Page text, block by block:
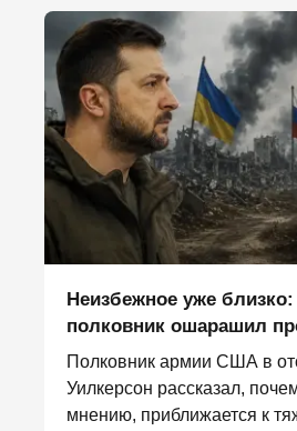
Неизбежное уже
полковник ошарашил
Полковник армии США в
Уилкерсон рассказал,
мнению, приближается к